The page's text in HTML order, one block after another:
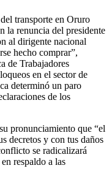
transporte en Oruro
la renuncia del presidente
al dirigente nacional
hecho comprar”,
de Trabajadores
en el sector de
determinó un paro
de los
pronunciamiento que “el
decretos y con tus daños
se radicalizará
respaldo a las